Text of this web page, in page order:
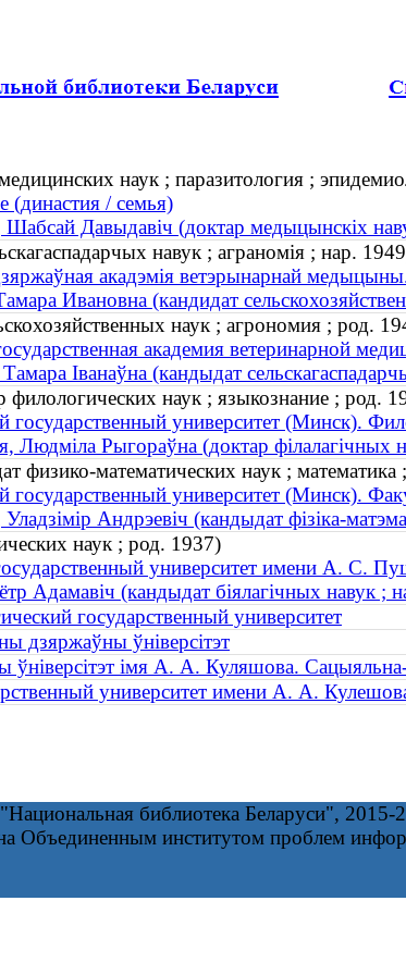
наук ; паразитология ;
(династия / семья)
Давыдавіч (доктар медыцынскіх
навук ; аграномія ; нар.
акадэмія ветэрынарнай
Ивановна (кандидат
наук ; агрономия ; род.
академия ветеринарной
Іванаўна (кандыдат
наук ; языкознание ; род.
государственный университет (Минск).
Людміла Рыгораўна (доктар філалагічных
математических наук ; математика
государственный университет (Минск).
Андрэевiч (кандыдат фізіка-
наук ; род. 1937)
университет имени А. С.
Адамавіч (кандыдат біялагічных навук ;
государственный университет
дзяржаўны ўніверсітэт
ўніверсітэт імя А. А. Куляшова.
университет имени А. А.
библиотека Беларуси", 2015-
Объединенным институтом проблем